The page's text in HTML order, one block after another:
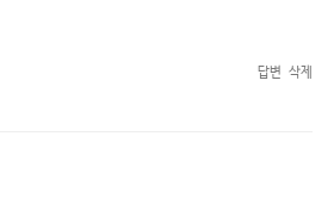
답변 삭제